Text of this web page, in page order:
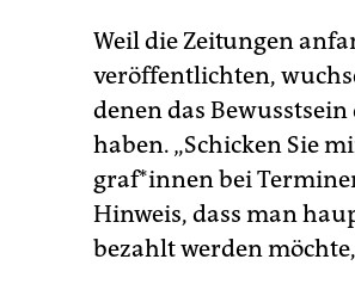
Weil die Zeitungen
veröffentlichten,
denen das
haben. „Schicken Sie
gra­f*in­nen bei
Hinweis, dass man
bezahlt werden